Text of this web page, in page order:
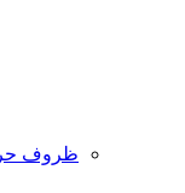
ظروف